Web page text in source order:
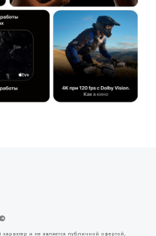
и не является публичной офертой,